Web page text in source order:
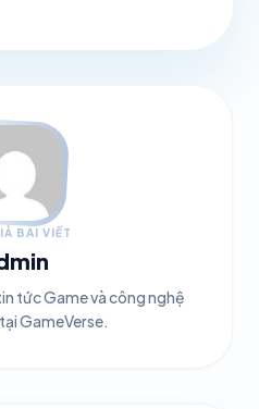
BÀI VIẾT
tức Game và công nghệ
GameVerse.